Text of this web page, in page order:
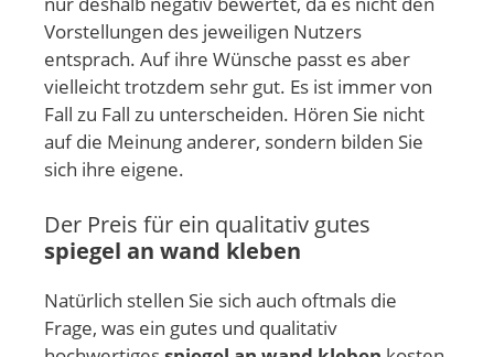
Vorstellungen des jeweiligen Nutzers
entsprach. Auf ihre Wünsche passt es aber
vielleicht trotzdem sehr gut. Es ist immer von
Fall zu Fall zu unterscheiden. Hören Sie nicht
auf die Meinung anderer, sondern bilden Sie
sich ihre eigene.
Der Preis für ein qualitativ gutes
spiegel an wand kleben
Natürlich stellen Sie sich auch oftmals die
Frage, was ein gutes und qualitativ